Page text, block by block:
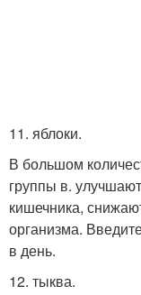
11. яблоки.
В большом
группы в.
кишечника,
организма.
в день.
12. тыква.